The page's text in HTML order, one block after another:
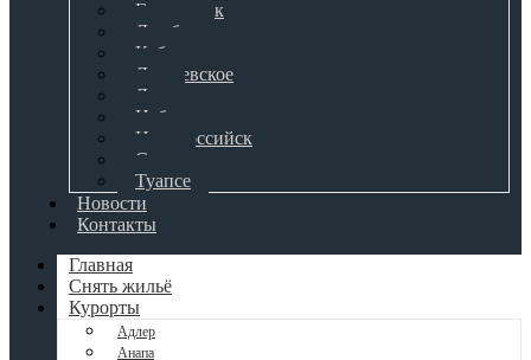
Геленджик
Джубга
Кабардинка
Лазаревское
Лоо
Небуг
Новороссийск
Сочи
Туапсе
Новости
Контакты
Главная
Снять жильё
Курорты
Адлер
Анапа